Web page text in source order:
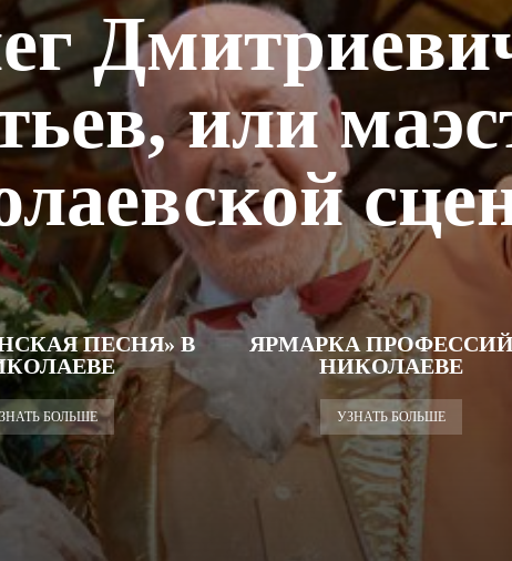
или
ПЕСНЯ» В
БОЛЬШЕ
ЯРМАРКА
НИКОЛАЕВЕ
УЗНАТЬ БОЛЬШЕ